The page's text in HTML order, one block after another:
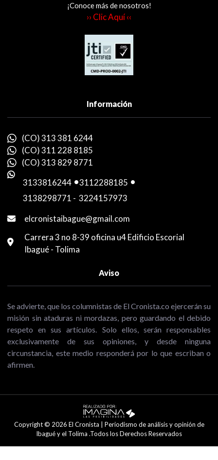
¡Conoce más de nosotros!
›› Clic Aquí ‹‹
Información
(CO) 313 381 6244
(CO) 311 228 8185
(CO) 313 829 8771
3133816244 -3112288185 -
3138298771 - 3224157973
elcronistaibague@gmail.com
Carrera 3 no 8-39 oficina u4 Edificio Escorial
Ibagué - Tolima
Aviso
Se advierte, que los columnistas de El Cronista.co ejercerán su
misión sin ataduras ni mordazas, pero guardando el debido
respeto en sus artículos. Solo ellos, serán responsables
exclusivamente de sus opiniones, y desde ninguna
circunstancia, este medio responderá por lo que escriban o
afirmen.
Copyright © 2026 El Cronista | Periodismo de análisis y opinión de
Ibagué y el Tolima .Todos los Derechos Reservados